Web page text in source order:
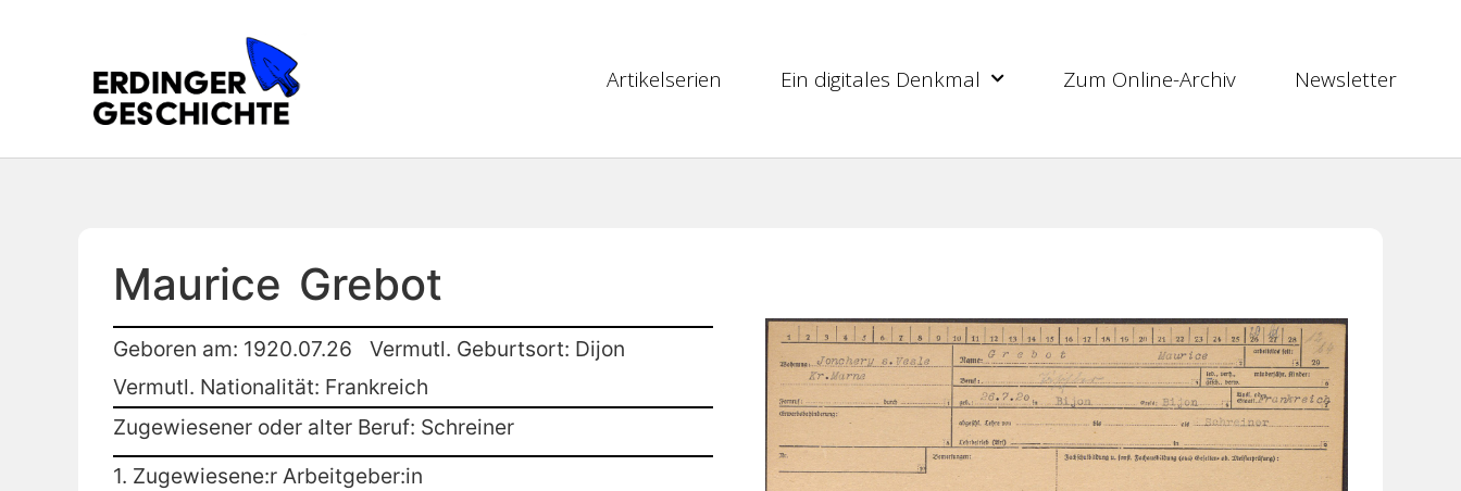
Artikelserien Ein digitales Denkmal Zum Online-Archiv Newsletter
Maurice Grebot
Geboren am: 1920.07.26
Vermutl. Geburtsort: Dijon
Vermutl. Nationalität: Frankreich
Zugewiesener oder alter Beruf: Schreiner
1. Zugewiesene:r Arbeitgeber:in